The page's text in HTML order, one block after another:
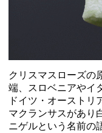
クリスマスローズの
端、スロベニアやイ
ドイツ・オーストリ
マクランサスがあり
ニゲルという名前の